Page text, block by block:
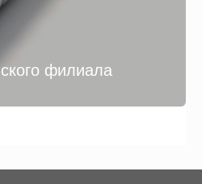
филиала